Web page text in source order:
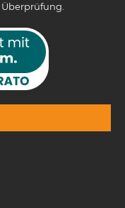
Überprüfung.